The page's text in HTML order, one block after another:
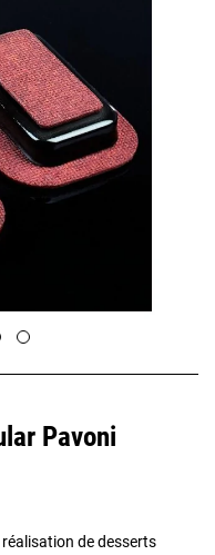
Pavoni
de desserts